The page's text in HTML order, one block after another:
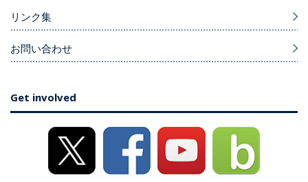
リンク集
お問い合わせ
Get involved